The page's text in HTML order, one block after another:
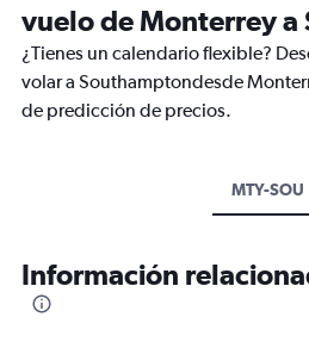
vuelo de Monterrey a
¿Tienes un calendario flexible?
volar a Southamptondesde
de predicción de precios.
MTY-SOU
Información